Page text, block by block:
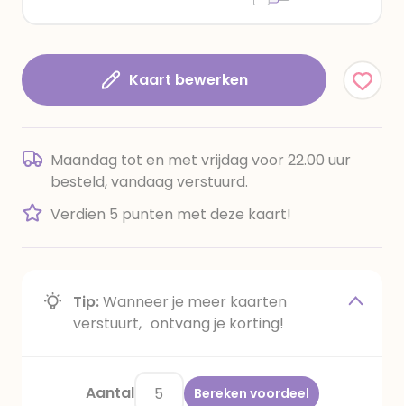
Kaart bewerken
Maandag tot en met vrijdag voor 22.00 uur
besteld, vandaag verstuurd.
Verdien 5 punten met deze kaart!
Tip:Wanneer je meer kaarten
verstuurt, ontvang je korting!
Aantal Bereken voordeel